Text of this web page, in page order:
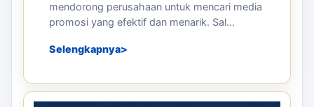
mendorong perusahaan untuk mencari media
promosi yang efektif dan menarik. Sal...
Selengkapnya